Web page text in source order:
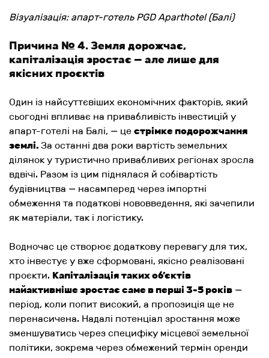
Візуалізація: апарт-готель PGD Aparthotel (Балі)
Причина № 4. Земля дорожчає,
капіталізація зростає — але лише для
якісних проєктів
Один із найсуттєвіших економічних факторів, який
сьогодні впливає на привабливість інвестицій у
апарт-готелі на Балі, — це стрімке подорожчання
землі. За останні два роки вартість земельних
ділянок у туристично привабливих регіонах зросла
вдвічі. Разом із цим піднялася й собівартість
будівництва — насамперед через імпортні
обмеження та податкові нововведення, які зачепили
як матеріали, так і логістику.
Водночас це створює додаткову перевагу для тих,
хто інвестує у вже сформовані, якісно реалізовані
проєкти. Капіталізація таких об’єктів
найактивніше зростає саме в перші 3-5 років —
період, коли попит високий, а пропозиція ще не
перенасичена. Надалі потенціал зростання може
зменшуватись через специфіку місцевої земельної
політики, зокрема через обмежений термін оренди